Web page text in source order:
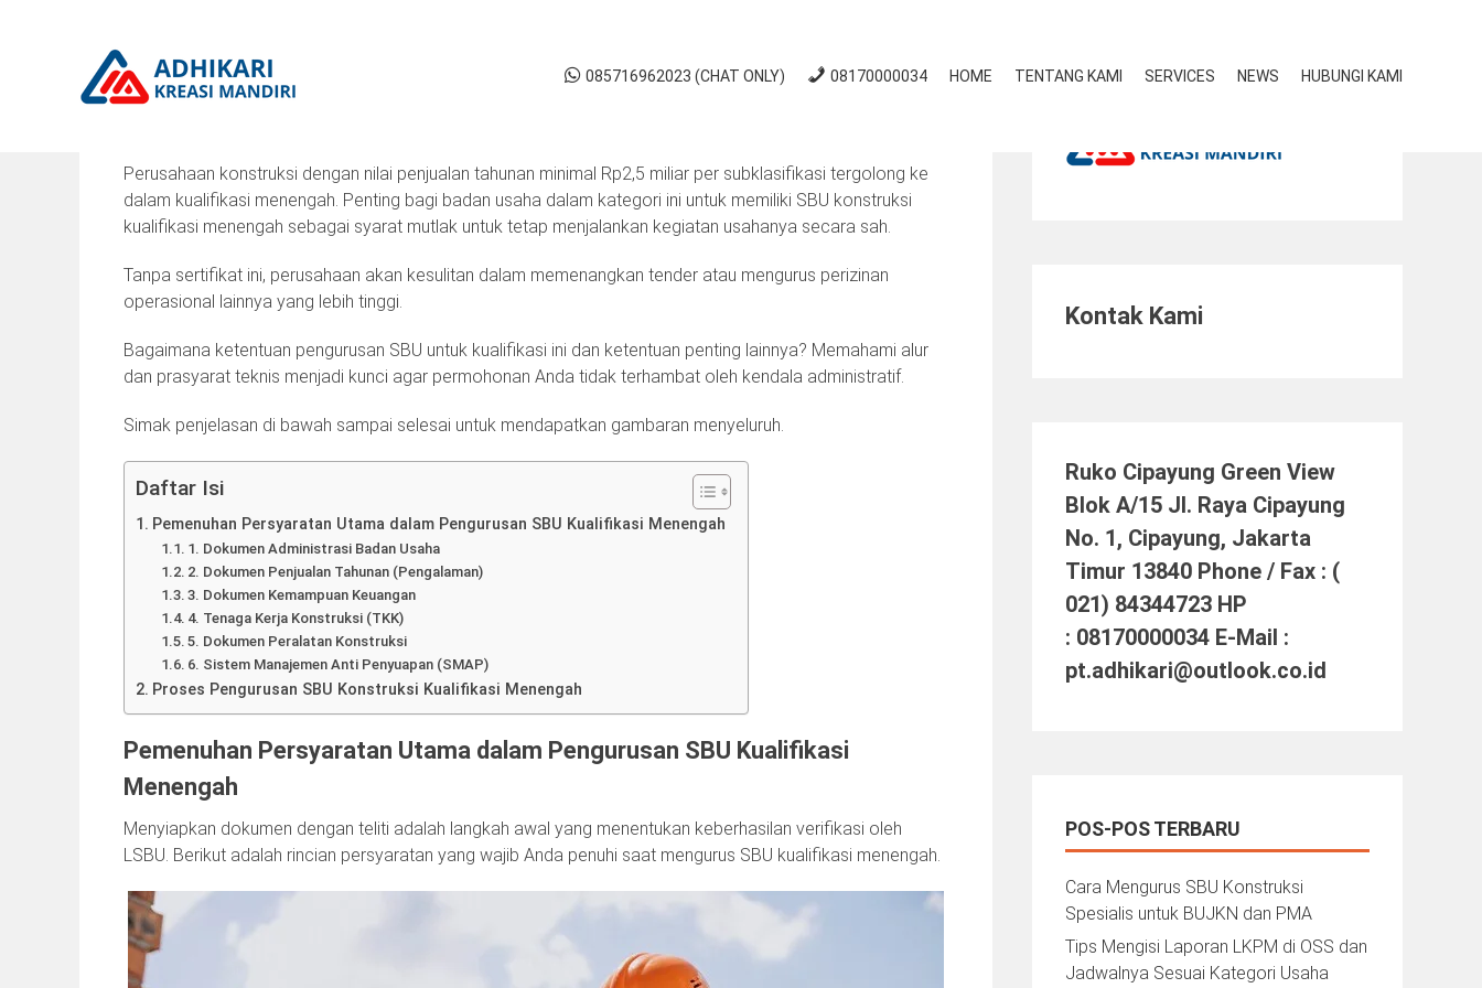
085716962023 (CHAT ONLY) 08170000034 HOME TENTANG KAMI SERVICES NEWS HUBUNGI KAMI
Perusahaan konstruksi dengan nilai penjualan tahunan minimal Rp2,5 miliar per subklasifikasi tergolong ke
dalam kualifikasi menengah. Penting bagi badan usaha dalam kategori ini untuk memiliki SBU konstruksi
kualifikasi menengah sebagai syarat mutlak untuk tetap menjalankan kegiatan usahanya secara sah.
Tanpa sertifikat ini, perusahaan akan kesulitan dalam memenangkan tender atau mengurus perizinan
operasional lainnya yang lebih tinggi.
Bagaimana ketentuan pengurusan SBU untuk kualifikasi ini dan ketentuan penting lainnya? Memahami alur
dan prasyarat teknis menjadi kunci agar permohonan Anda tidak terhambat oleh kendala administratif.
Simak penjelasan di bawah sampai selesai untuk mendapatkan gambaran menyeluruh.
Daftar Isi
Pemenuhan Persyaratan Utama dalam Pengurusan SBU Kualifikasi Menengah
1. Dokumen Administrasi Badan Usaha
2. Dokumen Penjualan Tahunan (Pengalaman)
3. Dokumen Kemampuan Keuangan
4. Tenaga Kerja Konstruksi (TKK)
5. Dokumen Peralatan Konstruksi
6. Sistem Manajemen Anti Penyuapan (SMAP)
Proses Pengurusan SBU Konstruksi Kualifikasi Menengah
Pemenuhan Persyaratan Utama dalam Pengurusan SBU Kualifikasi
Menengah
Menyiapkan dokumen dengan teliti adalah langkah awal yang menentukan keberhasilan verifikasi oleh
LSBU. Berikut adalah rincian persyaratan yang wajib Anda penuhi saat mengurus SBU kualifikasi menengah.
Kontak Kami
Ruko Cipayung Green View
Blok A/15 Jl. Raya Cipayung
No. 1, Cipayung, Jakarta
Timur 13840 Phone / Fax : (
021) 84344723 HP
: 08170000034 E-Mail :
pt.adhikari@outlook.co.id
POS-POS TERBARU
Cara Mengurus SBU Konstruksi
Spesialis untuk BUJKN dan PMA
Tips Mengisi Laporan LKPM di OSS dan
Jadwalnya Sesuai Kategori Usaha